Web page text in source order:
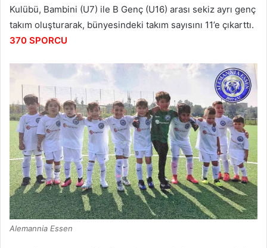
Kulübü, Bambini (U7) ile B Genç (U16) arası sekiz ayrı genç
takım oluşturarak, bünyesindeki takım sayısını 11’e çıkarttı.
370 SPORCU
Alemannia Essen